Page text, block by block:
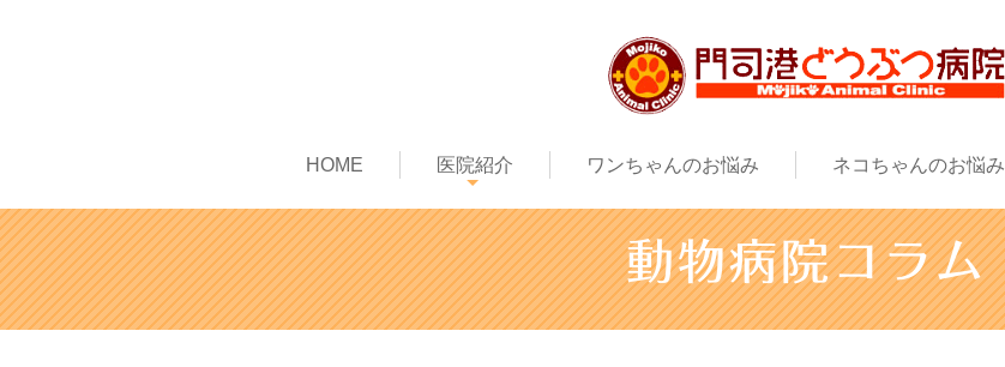
HOME 医院紹介 ワンちゃんのお悩み ネコちゃんのお悩み
動物病院コラム